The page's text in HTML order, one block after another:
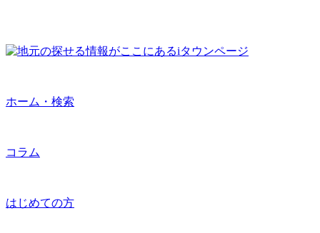
ホーム・検索
コラム
はじめての方